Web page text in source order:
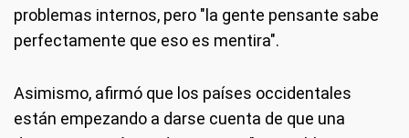
problemas internos, pero "la gente pensante sabe
perfectamente que eso es mentira".
Asimismo, afirmó que los países occidentales
están empezando a darse cuenta de que una